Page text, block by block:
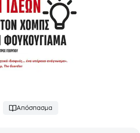
Απόσπασμα